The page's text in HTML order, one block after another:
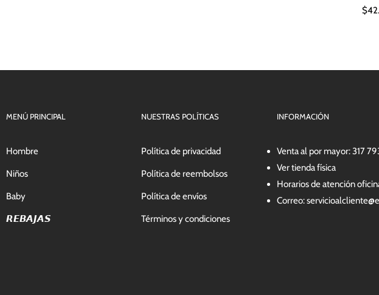
MENÚ PRINCIPAL
Hombre
Niños
Baby
𝙍𝙀𝘽𝘼𝙅𝘼𝙎
NUESTRAS POLÍTICAS
Política de privacidad
Política de reembolsos
Política de envíos
Términos y condiciones
INFORMACIÓN
Venta al por mayor:317
Ver tienda física
Horarios de atención
Correo: